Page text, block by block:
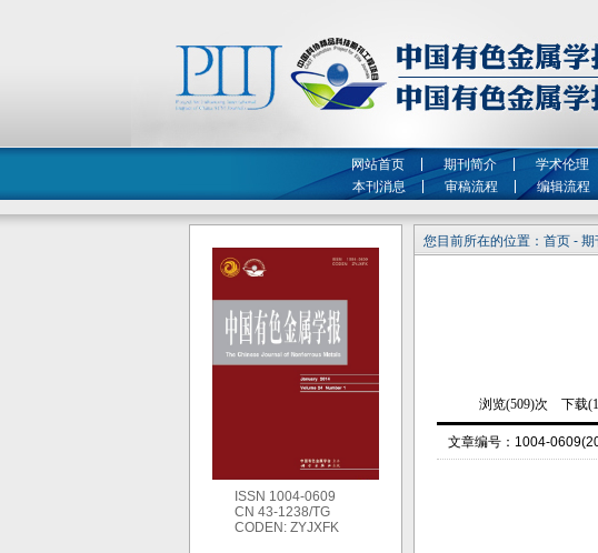
网站首页 期刊简介 学术伦理
本刊消息
审稿流程 编辑流程
您目前所在的位置：首页 -
文章编号： 1004-
ISSN 1004-0609
CN 43-1238/TG
CODEN: ZYJXFK